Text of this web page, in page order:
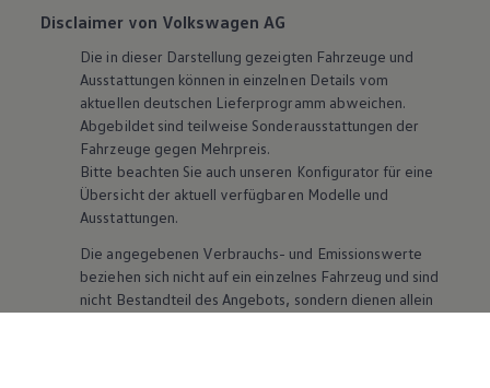
Disclaimer von Volkswagen AG
Die in dieser Darstellung gezeigten Fahrzeuge und
Ausstattungen können in einzelnen Details vom
aktuellen deutschen Lieferprogramm abweichen.
Abgebildet sind teilweise Sonderausstattungen der
Fahrzeuge gegen Mehrpreis.
Bitte beachten Sie auch unseren Konfigurator für eine
Übersicht der aktuell verfügbaren Modelle und
Ausstattungen.
Die angegebenen Verbrauchs- und Emissionswerte
beziehen sich nicht auf ein einzelnes Fahrzeug und sind
nicht Bestandteil des Angebots, sondern dienen allein